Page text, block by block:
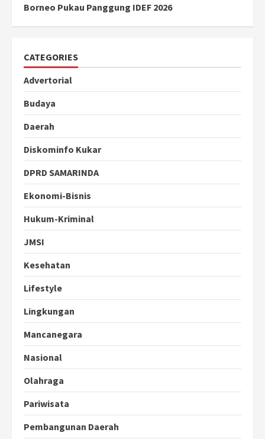
Borneo Pukau Panggung IDEF 2026
CATEGORIES
Advertorial
Budaya
Daerah
Diskominfo Kukar
DPRD SAMARINDA
Ekonomi-Bisnis
Hukum-Kriminal
JMSI
Kesehatan
Lifestyle
Lingkungan
Mancanegara
Nasional
Olahraga
Pariwisata
Pembangunan Daerah